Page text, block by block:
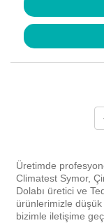
Üretimde
Climatest Symor,
Dolabı üretici ve
ürünlerimizle düşük
bizimle iletişime